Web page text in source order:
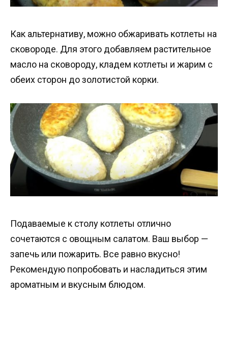
Как альтернативу, можно обжаривать котлеты на
сковороде. Для этого добавляем растительное
масло на сковороду, кладем котлеты и жарим с
обеих сторон до золотистой корки.
Подаваемые к столу котлеты отлично
сочетаются с овощным салатом. Ваш выбор —
запечь или пожарить. Все равно вкусно!
Рекомендую попробовать и насладиться этим
ароматным и вкусным блюдом.